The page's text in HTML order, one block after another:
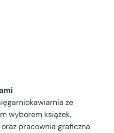
ze
wyborem książek,
pracownia graficzna